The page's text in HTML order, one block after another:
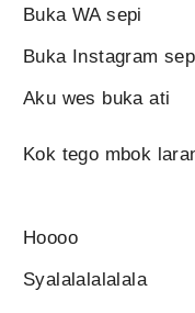
Buka WA sepi
Buka Instagram
Aku wes buka ati
Kok tego mbok
Hoooo
Syalalalalalala